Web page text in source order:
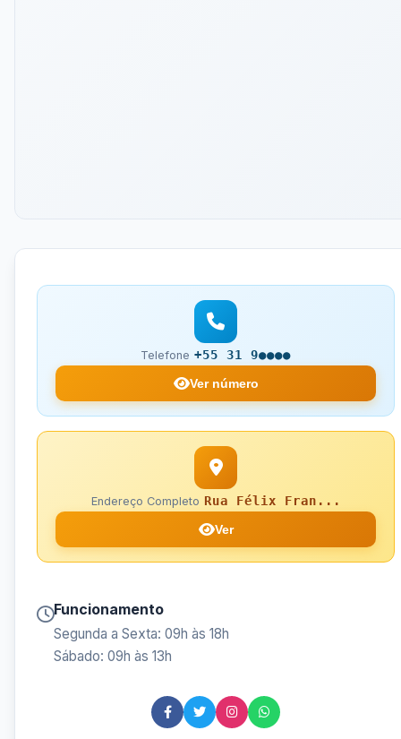
Telefone +55 31 9●●●●
Ver número
Endereço Completo Rua Félix Fran...
Ver
Funcionamento
Segunda a Sexta: 09h às 18h
Sábado: 09h às 13h